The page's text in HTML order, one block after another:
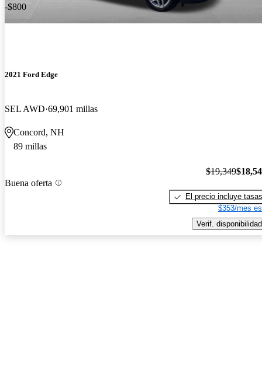
-$800
2021 Ford Edge
SEL AWD 69,901 millas
Concord, NH
89 millas
Buena oferta
$19,349
El precio incluye tasas
$353/mes
Verif. disponibilidad